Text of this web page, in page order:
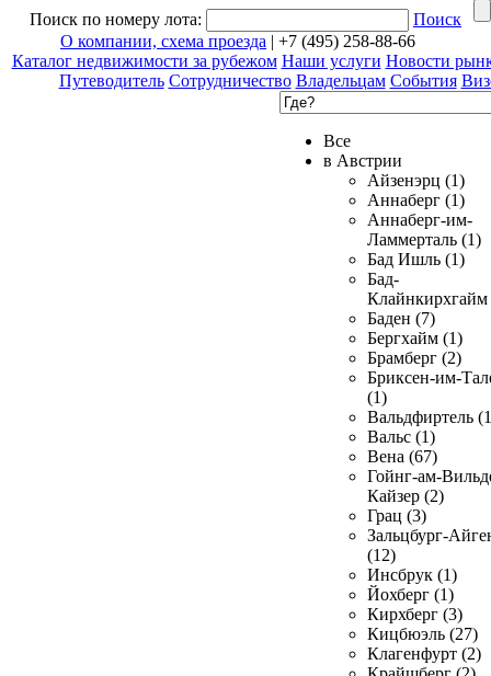
Поиск по номеру лота:
Поиск
О компании, схема проезда | +7 (495) 258-88-66
Каталог недвижимости за рубежом Наши услуги Новости
Путеводитель Сотрудничество Владельцам События
Все
в Австрии
Айзенэрц (1)
Аннаберг (1)
Аннаберг-им-
Ламмерталь (1)
Бад Ишль (1)
Бад-
Клайнкирхгайм
Баден (7)
Бергхайм (1)
Брамберг (2)
Бриксен-им-
(1)
Вальдфиртель
Вальс (1)
Вена (67)
Гойнг-ам-
Кайзер (2)
Грац (3)
Зальцбург-
(12)
Инсбрук (1)
Йохберг (1)
Кирхберг (3)
Кицбюэль (27)
Клагенфурт (2)